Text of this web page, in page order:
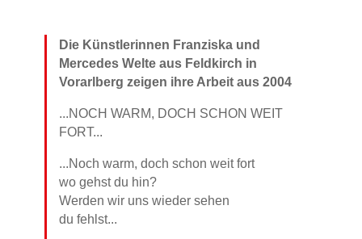
Die Künstlerinnen Franziska und
Mercedes Welte aus Feldkirch in
Vorarlberg zeigen ihre Arbeit aus 2004
...NOCH WARM, DOCH SCHON WEIT
FORT...
...Noch warm, doch schon weit fort
wo gehst du hin?
Werden wir uns wieder sehen
du fehlst...